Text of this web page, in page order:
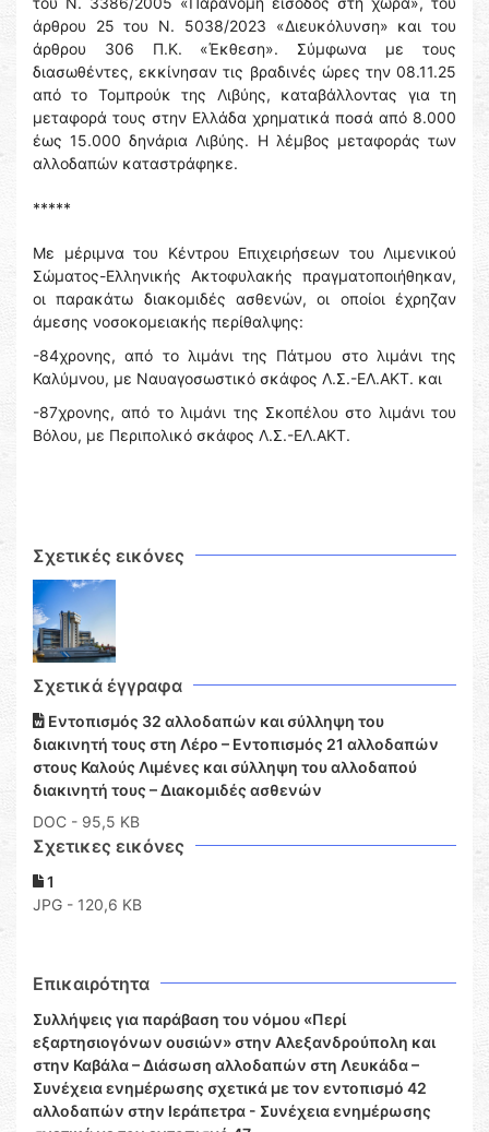
άρθρου 25 του Ν. 5038/2023 «Διευκόλυνση» και του
άρθρου 306 Π.Κ. «Έκθεση». Σύμφωνα με τους
διασωθέντες, εκκίνησαν τις βραδινές ώρες την 08.11.25
από το Τομπρούκ της Λιβύης, καταβάλλοντας για τη
μεταφορά τους στην Ελλάδα χρηματικά ποσά από 8.000
έως 15.000 δηνάρια Λιβύης. Η λέμβος μεταφοράς των
αλλοδαπών καταστράφηκε.
*****
Με μέριμνα του Κέντρου Επιχειρήσεων του Λιμενικού
Σώματος-Ελληνικής Ακτοφυλακής πραγματοποιήθηκαν,
οι παρακάτω διακομιδές ασθενών, οι οποίοι έχρηζαν
άμεσης νοσοκομειακής περίθαλψης:
-84χρονης, από το λιμάνι της Πάτμου στο λιμάνι της
Καλύμνου, με Ναυαγοσωστικό σκάφος Λ.Σ.-ΕΛ.ΑΚΤ. και
-87χρονης, από το λιμάνι της Σκοπέλου στο λιμάνι του
Βόλου, με Περιπολικό σκάφος Λ.Σ.-ΕΛ.ΑΚΤ.
Σχετικές εικόνες
Σχετικά έγγραφα
Εντοπισμός 32 αλλοδαπών και σύλληψη του
διακινητή τους στη Λέρο – Εντοπισμός 21 αλλοδαπών
στους Καλούς Λιμένες και σύλληψη του αλλοδαπού
διακινητή τους – Διακομιδές ασθενών
DOC - 95,5 KB
Σχετικες εικόνες
1
JPG - 120,6 KB
Επικαιρότητα
Συλλήψεις για παράβαση του νόμου «Περί
εξαρτησιογόνων ουσιών» στην Αλεξανδρούπολη και
στην Καβάλα – Διάσωση αλλοδαπών στη Λευκάδα –
Συνέχεια ενημέρωσης σχετικά με τον εντοπισμό 42
αλλοδαπών στην Ιεράπετρα - Συνέχεια ενημέρωσης